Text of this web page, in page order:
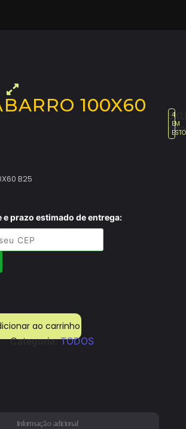
100X60
932
4
EM
B25
prazo estimado de entrega:
ao carrinho
Categoria:TODOS
Informação adicional